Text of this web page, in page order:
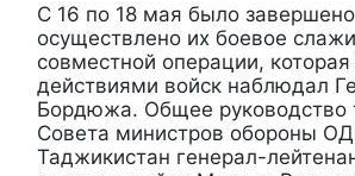
С 16 по 18 мая было
осуществлено их боевое
совместной операции,
действиями войск наблюдал
Бордюжа. Общее руководство
Совета министров обороны
Таджикистан генерал-